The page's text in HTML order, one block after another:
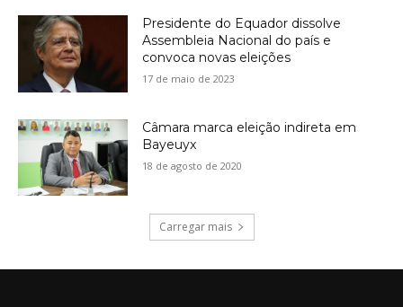
Presidente do Equador dissolve
Assembleia Nacional do país e
convoca novas eleições
17 de maio de 2023
Câmara marca eleição indireta em
Bayeuyx
18 de agosto de 2020
Carregar mais